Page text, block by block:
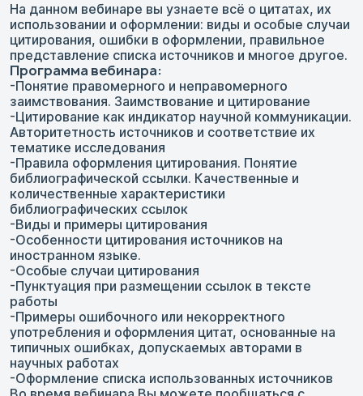
На данном вебинаре вы узнаете всё о цитатах, их
использовании и оформлении: виды и особые случаи
цитирования, ошибки в оформлении, правильное
представление списка источников и многое другое.
Программа вебинара:
-Понятие правомерного и неправомерного
заимствования. Заимствование и цитирование
-Цитирование как индикатор научной коммуникации.
Авторитетность источников и соответствие их
тематике исследования
-Правила оформления цитирования. Понятие
библиографической ссылки. Качественные и
количественные характеристики
библиографических ссылок
-Виды и примеры цитирования
-Особенности цитирования источников на
иностранном языке.
-Особые случаи цитирования
-Пунктуация при размещении ссылок в тексте
работы
-Примеры ошибочного или некорректного
употребления и оформления цитат, основанные на
типичных ошибках, допускаемых авторами в
научных работах
-Оформление списка использованных источников